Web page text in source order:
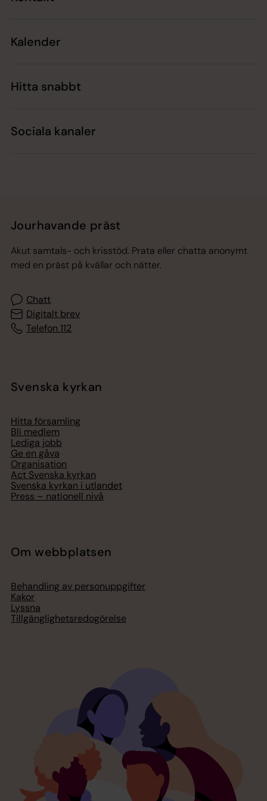
Kalender
Hitta snabbt
Sociala kanaler
Jourhavande präst
Akut samtals- och krisstöd. Prata eller chatta anonymt
med en präst på kvällar och nätter.
Chatt
Digitalt brev
Telefon 112
Svenska kyrkan
Hitta församling
Bli medlem
Lediga jobb
Ge en gåva
Organisation
Act Svenska kyrkan
Svenska kyrkan i utlandet
Press – nationell nivå
Om webbplatsen
Behandling av personuppgifter
Kakor
Lyssna
Tillgänglighetsredogörelse